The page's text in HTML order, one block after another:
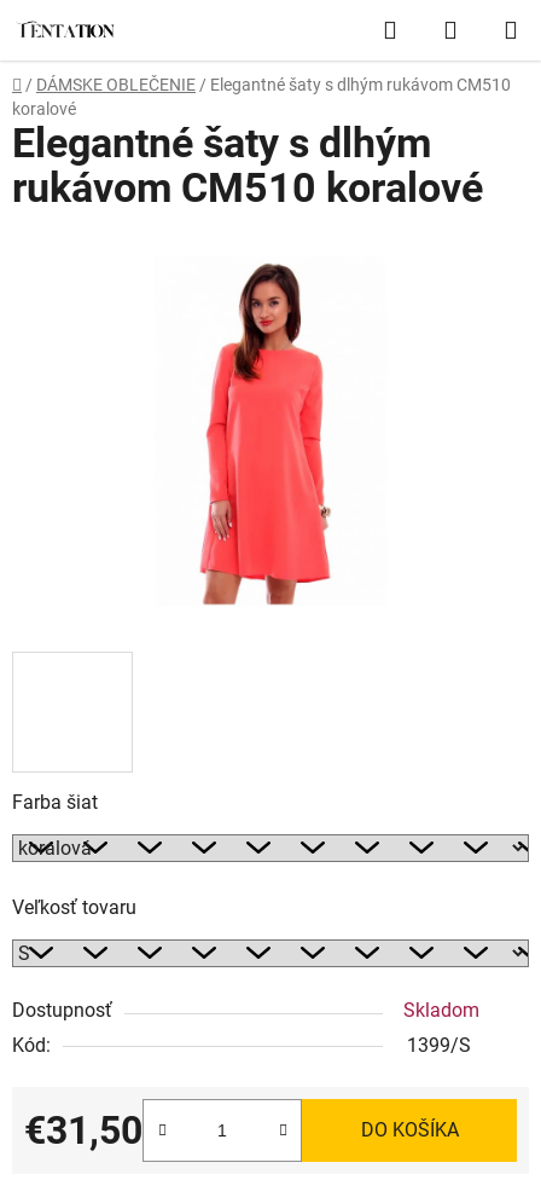
obsah
Hľadať
KOŠÍK
Domov
/ DÁMSKE OBLEČENIE / Elegantné šaty s dlhým rukávom CM510
koralové
Farba šiat
Veľkosť tovaru
Dostupnosť
Skladom
Kód:
1399/S
€31,50
Jednotková cena:
DO KOŠÍKA
Elegantné šaty s dlhým
rukávom CM510 koralové